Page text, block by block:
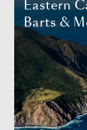
Eastern
Barts &